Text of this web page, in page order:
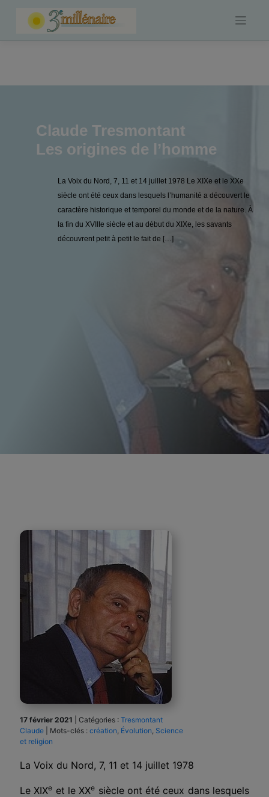
Claude Tresmontant
Les origines de l’homme
La Voix du Nord, 7, 11 et 14 juillet 1978 Le XIXe et le XXe
siècle ont été ceux dans lesquels l’humanité a découvert le
caractère historique et temporel du monde et de la nature. À
la fin du XVIIIe siècle et au début du XIXe, les savants
découvrent petit à petit le fait de […]
17 février 2021 Catégories : Tresmontant
Claude
Mots-clés : création Évolution Science
et religion
La Voix du Nord, 7, 11 et 14 juillet 1978
Le XIXe et le XXe siècle ont été ceux dans lesquels